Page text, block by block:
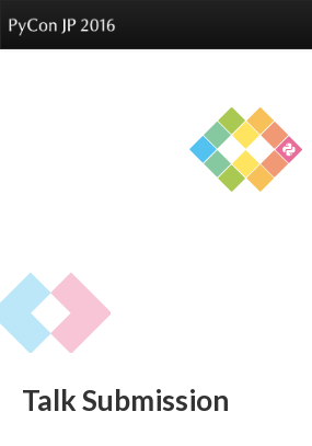
Sponsors
Participants
Reports
Talk Submission